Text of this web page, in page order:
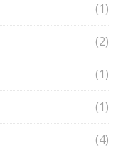
(1)
(2)
(1)
(1)
(4)